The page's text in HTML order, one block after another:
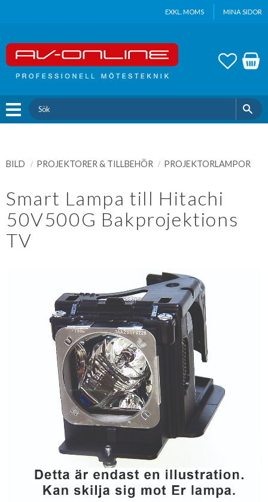
EXKL. MOMS MINA SIDOR
BILD PROJEKTORER & TILLBEHÖR PROJEKTORLAMPOR
Smart Lampa till Hitachi
50V500G Bakprojektions
TV